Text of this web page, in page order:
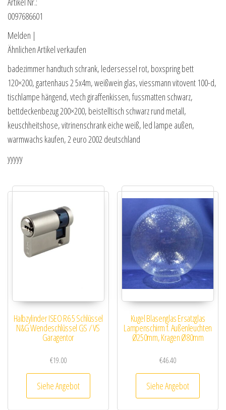
0097686601
Melden |
Ähnlichen Artikel verkaufen
badezimmer handtuch schrank, ledersessel rot, boxspring bett
120×200, gartenhaus 2 5x4m, weißwein glas, viessmann vitovent 100-d,
tischlampe hängend, vtech giraffenkissen, fussmatten schwarz,
bettdeckenbezug 200×200, beistelltisch schwarz rund metall,
keuschheitshose, vitrinenschrank eiche weiß, led lampe außen,
warmwachs kaufen, 2 euro 2002 deutschland
yyyyy
Halbzylinder ISEO R6 5 Schlüssel
N&G Wendeschlüssel GS / VS
Garagentor
€19.00
Siehe Angebot
Kugel Blasenglas Ersatzglas
Lampenschirm f. Außenleuchten
Ø250mm, Kragen Ø80mm
€46.40
Siehe Angebot